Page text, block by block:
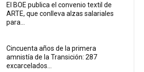
El BOE publica el convenio textil de
ARTE, que conlleva alzas salariales
para...
Cincuenta años de la primera
amnistía de la Transición: 287
excarcelados...